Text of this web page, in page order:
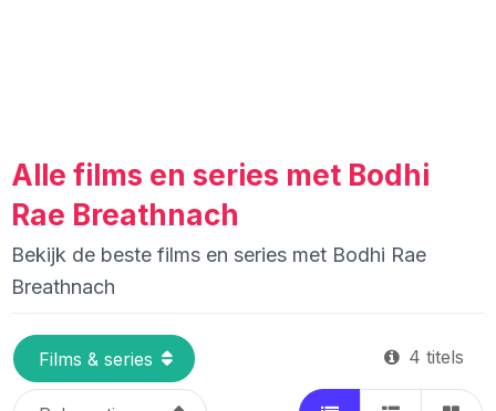
Alle films en series met Bodhi
Rae Breathnach
Bekijk de beste films en series met Bodhi Rae
Breathnach
4 titels